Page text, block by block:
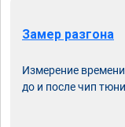
Замер разгона
Измерение
до и после чип